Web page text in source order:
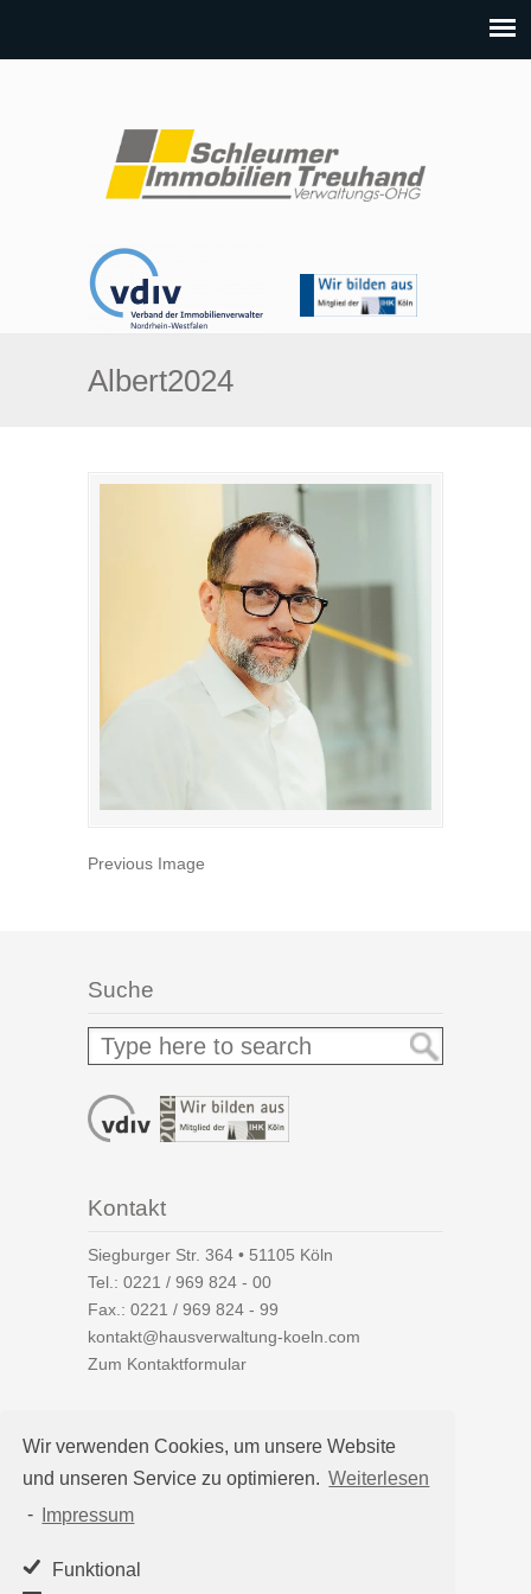
Wir verwenden Cookies, um unsere Website
und unseren Service zu optimieren. Weiterlesen
-
Impressum
Funktional
Albert2024
Previous Image
Suche
Kontakt
Siegburger Str. 364 • 51105 Köln
Tel.: 0221 / 969 824 - 00
Fax.: 0221 / 969 824 - 99
kontakt@hausverwaltung-koeln.com
Zum Kontaktformular
Auf einen Blick
Hausverwaltung Köln
Immobilienverwaltung Köln